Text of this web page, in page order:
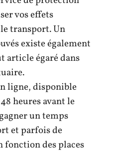
vos effets
transport. Un
existe également
article égaré dans
ligne, disponible
heures avant le
un temps
et parfois de
fonction des places